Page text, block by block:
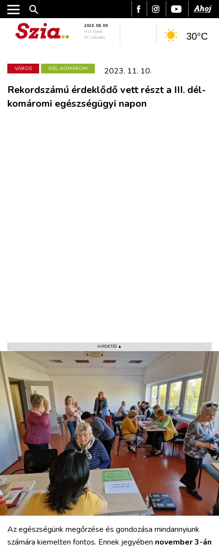
SPORT
KULTÚRA
PODCAST
2026. 08. 09.
HU: Emőd
SK: Ľubomíra
30°C
VÁROS DÉL-KOMÁROM 2023. 11. 10.
Rekordszámú érdeklődő vett részt a III. dél-
komáromi egészségügyi napon
HIRDETÉS ▲
Az egészségünk megőrzése és gondozása mindannyiunk
számára kiemelten fontos. Ennek jegyében november 3-án